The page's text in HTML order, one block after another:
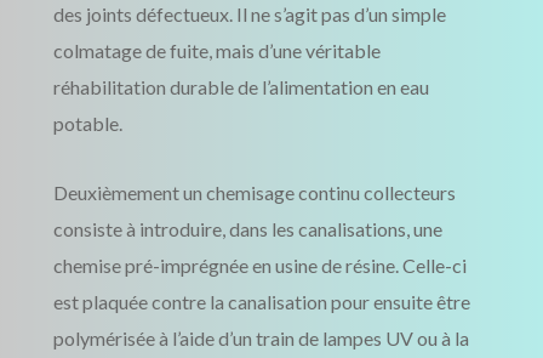
des joints défectueux. Il ne s’agit pas d’un simple
colmatage de fuite, mais d’une véritable
réhabilitation durable de l’alimentation en eau
potable.
Deuxièmement un chemisage continu collecteurs
consiste à introduire, dans les canalisations, une
chemise pré-imprégnée en usine de résine. Celle-ci
est plaquée contre la canalisation pour ensuite être
polymérisée à l’aide d’un train de lampes UV ou à la